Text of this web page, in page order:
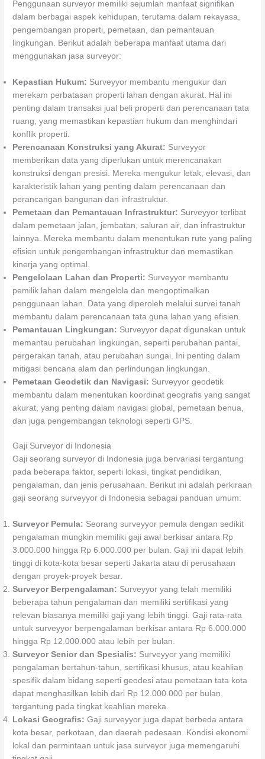
Penggunaan surveyor memiliki sejumlah manfaat signifikan
dalam berbagai aspek kehidupan, terutama dalam rekayasa,
pengembangan properti, pemetaan, dan pemantauan
lingkungan. Berikut adalah beberapa manfaat utama dari
menggunakan jasa surveyor:
Kepastian Hukum: Surveyyor membantu mengukur dan
merekam perbatasan properti lahan dengan akurat. Hal ini
penting dalam transaksi jual beli properti dan perencanaan tata
ruang, yang memastikan kepastian hukum dan menghindari
konflik properti.
Perencanaan Konstruksi yang Akurat: Surveyyor
memberikan data yang diperlukan untuk merencanakan
konstruksi dengan presisi. Mereka mengukur letak, elevasi, dan
karakteristik lahan yang penting dalam perencanaan dan
perancangan bangunan dan infrastruktur.
Pemetaan dan Pemantauan Infrastruktur: Surveyyor terlibat
dalam pemetaan jalan, jembatan, saluran air, dan infrastruktur
lainnya. Mereka membantu dalam menentukan rute yang paling
efisien untuk pengembangan infrastruktur dan memastikan
kinerja yang optimal.
Pengelolaan Lahan dan Properti: Surveyyor membantu
pemilik lahan dalam mengelola dan mengoptimalkan
penggunaan lahan. Data yang diperoleh melalui survei tanah
membantu dalam perencanaan tata guna lahan yang efisien.
Pemantauan Lingkungan: Surveyyor dapat digunakan untuk
memantau perubahan lingkungan, seperti perubahan pantai,
pergerakan tanah, atau perubahan sungai. Ini penting dalam
mitigasi bencana alam dan perlindungan lingkungan.
Pemetaan Geodetik dan Navigasi: Surveyyor geodetik
membantu dalam menentukan koordinat geografis yang sangat
akurat, yang penting dalam navigasi global, pemetaan benua,
dan juga pengembangan teknologi seperti GPS.
Gaji Surveyor di Indonesia
Gaji seorang surveyor di Indonesia juga bervariasi tergantung
pada beberapa faktor, seperti lokasi, tingkat pendidikan,
pengalaman, dan jenis perusahaan. Berikut ini adalah perkiraan
gaji seorang surveyyor di Indonesia sebagai panduan umum:
Surveyor Pemula: Seorang surveyyor pemula dengan sedikit
pengalaman mungkin memiliki gaji awal berkisar antara Rp
3.000.000 hingga Rp 6.000.000 per bulan. Gaji ini dapat lebih
tinggi di kota-kota besar seperti Jakarta atau di perusahaan
dengan proyek-proyek besar.
Surveyor Berpengalaman: Surveyyor yang telah memiliki
beberapa tahun pengalaman dan memiliki sertifikasi yang
relevan biasanya memiliki gaji yang lebih tinggi. Gaji rata-rata
untuk surveyyor berpengalaman berkisar antara Rp 6.000.000
hingga Rp 12.000.000 atau lebih per bulan.
Surveyor Senior dan Spesialis: Surveyyor yang memiliki
pengalaman bertahun-tahun, sertifikasi khusus, atau keahlian
spesifik dalam bidang seperti geodesi atau pemetaan tata kota
dapat menghasilkan lebih dari Rp 12.000.000 per bulan,
tergantung pada tingkat keahlian mereka.
Lokasi Geografis:Gaji surveyyor juga dapat berbeda antara
kota besar, perkotaan, dan daerah pedesaan. Kondisi ekonomi
lokal dan permintaan untuk jasa surveyor juga memengaruhi